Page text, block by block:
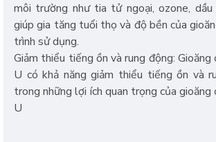
môi trường như tia tử ngoại, ozone, dầu
giúp gia tăng tuổi thọ và độ bền của
trình sử dụng.
Giảm thiểu tiếng ồn và rung động: Gioăng
U có khả năng giảm thiểu tiếng ồn và
trong những lợi ích quan trọng của gioăng
U